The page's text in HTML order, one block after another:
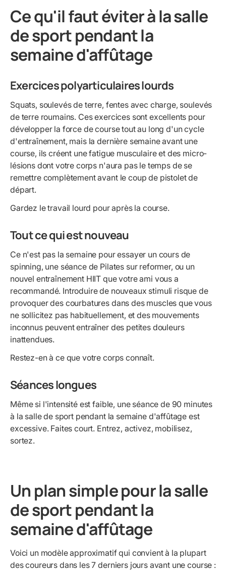
Ce qu'il faut éviter à la salle
de sport pendant la
semaine d'affûtage
Exercices polyarticulaires lourds
Squats, soulevés de terre, fentes avec charge, soulevés
de terre roumains. Ces exercices sont excellents pour
développer la force de course tout au long d'un cycle
d'entraînement, mais la dernière semaine avant une
course, ils créent une fatigue musculaire et des micro-
lésions dont votre corps n'aura pas le temps de se
remettre complètement avant le coup de pistolet de
départ.
Gardez le travail lourd pour après la course.
Tout ce qui est nouveau
Ce n'est pas la semaine pour essayer un cours de
spinning, une séance de Pilates sur reformer, ou un
nouvel entraînement HIIT que votre ami vous a
recommandé. Introduire de nouveaux stimuli risque de
provoquer des courbatures dans des muscles que vous
ne sollicitez pas habituellement, et des mouvements
inconnus peuvent entraîner des petites douleurs
inattendues.
Restez-en à ce que votre corps connaît.
Séances longues
Même si l'intensité est faible, une séance de 90 minutes
à la salle de sport pendant la semaine d'affûtage est
excessive. Faites court. Entrez, activez, mobilisez,
sortez.
Un plan simple pour la salle
de sport pendant la
semaine d'affûtage
Voici un modèle approximatif qui convient à la plupart
des coureurs dans les 7 derniers jours avant une course :